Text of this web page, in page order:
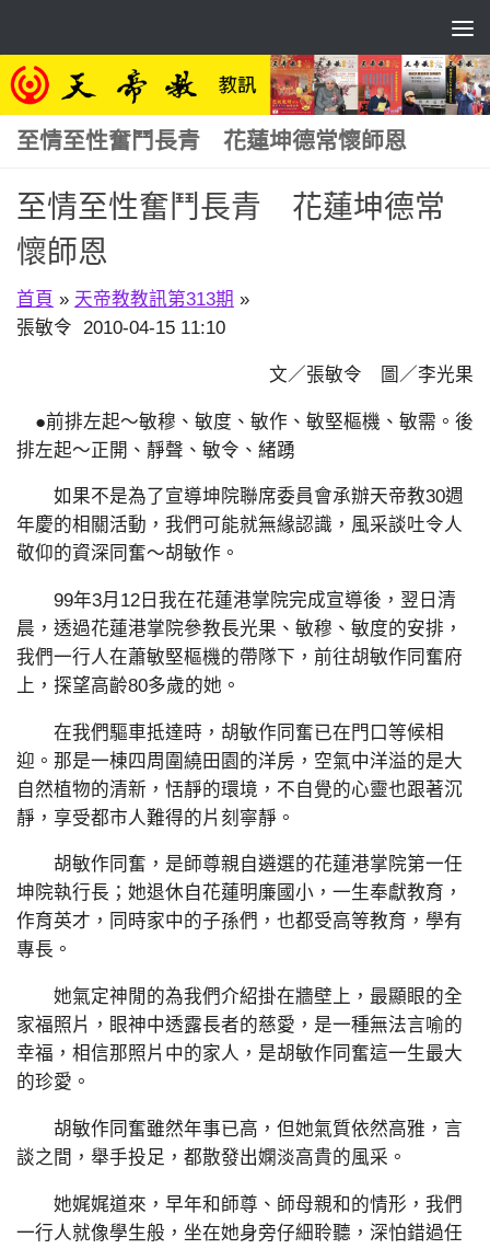
至情至性奮鬥長青 花蓮坤德常懷師恩
至情至性奮鬥長青 花蓮坤德常
懷師恩
首頁 » 天帝教教訊第313期 »
張敏令 2010-04-15 11:10
文／張敏令 圖／李光果
●前排左起～敏穆、敏度、敏作、敏堅樞機、敏需。後
排左起～正開、靜聲、敏令、緒踴
如果不是為了宣導坤院聯席委員會承辦天帝教30週
年慶的相關活動，我們可能就無緣認識，風采談吐令人
敬仰的資深同奮～胡敏作。
99年3月12日我在花蓮港掌院完成宣導後，翌日清
晨，透過花蓮港掌院參教長光果、敏穆、敏度的安排，
我們一行人在蕭敏堅樞機的帶隊下，前往胡敏作同奮府
上，探望高齡80多歲的她。
在我們驅車抵達時，胡敏作同奮已在門口等候相
迎。那是一棟四周圍繞田園的洋房，空氣中洋溢的是大
自然植物的清新，恬靜的環境，不自覺的心靈也跟著沉
靜，享受都市人難得的片刻寧靜。
胡敏作同奮，是師尊親自遴選的花蓮港掌院第一任
坤院執行長；她退休自花蓮明廉國小，一生奉獻教育，
作育英才，同時家中的子孫們，也都受高等教育，學有
專長。
她氣定神閒的為我們介紹掛在牆壁上，最顯眼的全
家福照片，眼神中透露長者的慈愛，是一種無法言喻的
幸福，相信那照片中的家人，是胡敏作同奮這一生最大
的珍愛。
胡敏作同奮雖然年事已高，但她氣質依然高雅，言
談之間，舉手投足，都散發出嫻淡高貴的風采。
她娓娓道來，早年和師尊、師母親和的情形，我們
一行人就像學生般，坐在她身旁仔細聆聽，深怕錯過任